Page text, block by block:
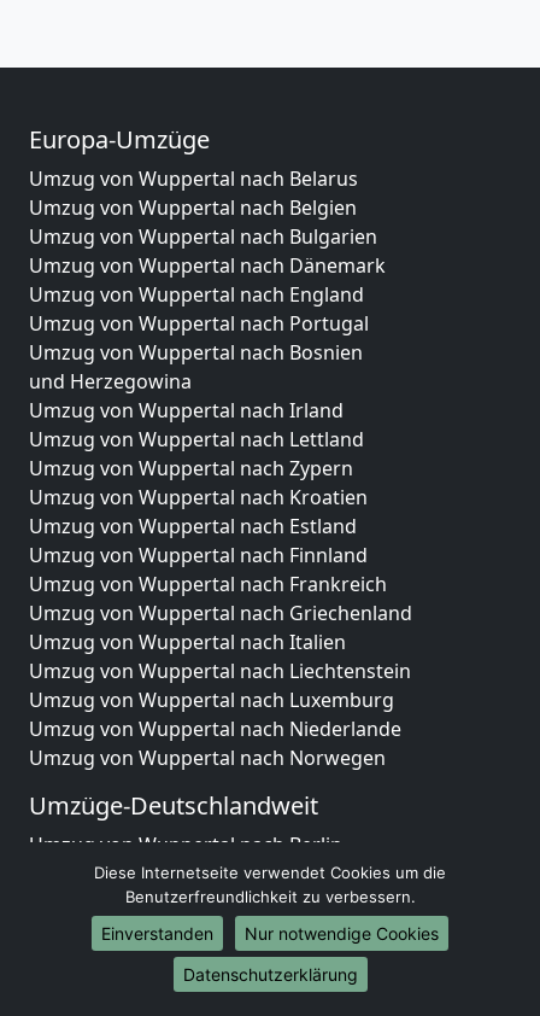
Europa-Umzüge
Umzug von Wuppertal nach Belarus
Umzug von Wuppertal nach Belgien
Umzug von Wuppertal nach Bulgarien
Umzug von Wuppertal nach Dänemark
Umzug von Wuppertal nach England
Umzug von Wuppertal nach Portugal
Umzug von Wuppertal nach Bosnien
und Herzegowina
Umzug von Wuppertal nach Irland
Umzug von Wuppertal nach Lettland
Umzug von Wuppertal nach Zypern
Umzug von Wuppertal nach Kroatien
Umzug von Wuppertal nach Estland
Umzug von Wuppertal nach Finnland
Umzug von Wuppertal nach Frankreich
Umzug von Wuppertal nach Griechenland
Umzug von Wuppertal nach Italien
Umzug von Wuppertal nach Liechtenstein
Umzug von Wuppertal nach Luxemburg
Umzug von Wuppertal nach Niederlande
Umzug von Wuppertal nach Norwegen
Umzüge-Deutschlandweit
Umzug von Wuppertal nach Berlin
Umzug von Wuppertal nach Hamburg
Umzug von Wuppertal nach München
Umzug von Wuppertal nach Köln
Umzug von Wuppertal nach Frankfurt am Main
Umzug von Wuppertal nach Stuttgart
Diese Internetseite verwendet Cookies um die
Benutzerfreundlichkeit zu verbessern.
Einverstanden
Nur notwendige Cookies
Datenschutzerklärung